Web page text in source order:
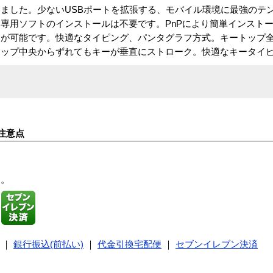
した。少ないUSBポートを拡張する、モバイル環境に最強のテ
用ソフトのインストールは不要です。PnPにより簡単インスト
可能です。快適なタイピング、パンタグラフ方式。キートップ
プ中央からずれてもキーが垂直にストローク。快適なキータイ
意点
銀行振込(前払い) 代金引換宅配便 セブンイレブン決済